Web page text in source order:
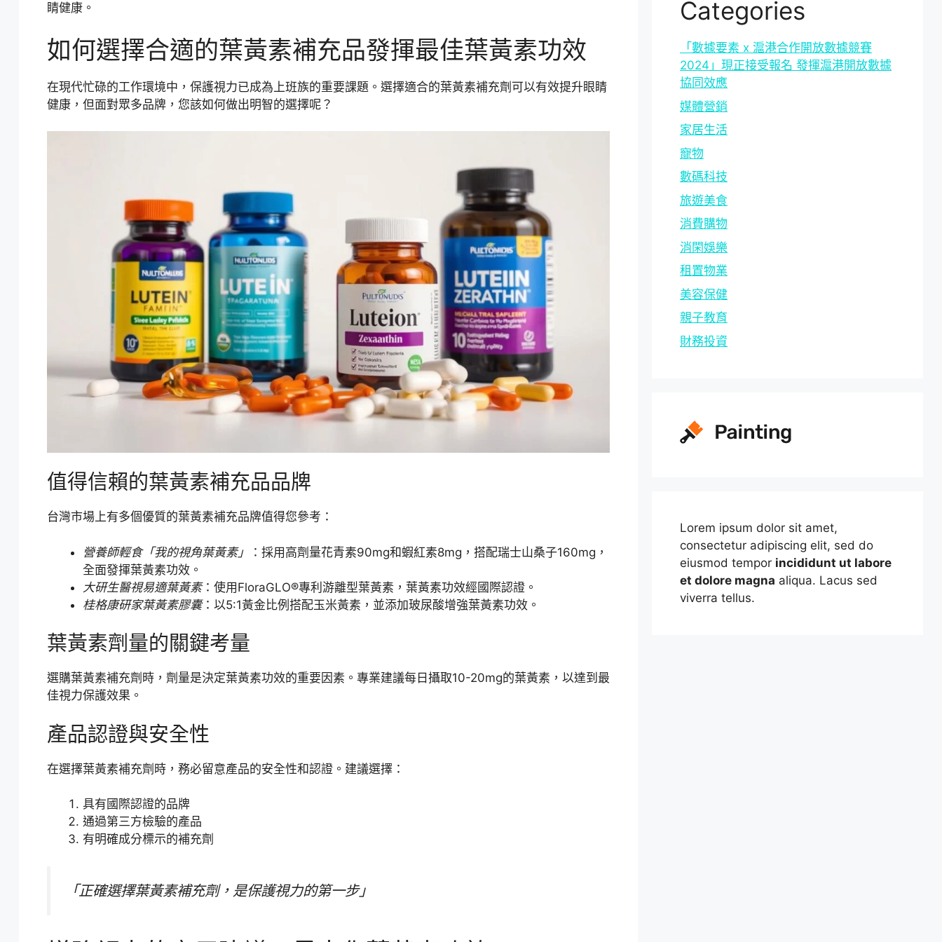
睛健康。
如何選擇合適的葉黃素補充品發揮最佳葉黃素功效
在現代忙碌的工作環境中，保護視力已成為上班族的重要課題。選擇適合的葉黃素補充劑可以有效提升眼睛
健康，但面對眾多品牌，您該如何做出明智的選擇呢？
值得信賴的葉黃素補充品品牌
台灣市場上有多個優質的葉黃素補充品牌值得您參考：
營養師輕食「我的視角葉黃素」
：採用高劑量花青素90mg和蝦紅素8mg，搭配瑞士山桑子160mg，
全面發揮葉黃素功效。
大研生醫視易適葉黃素：使用FloraGLO®專利游離型葉黃素，葉黃素功效經國際認證。
桂格康研家葉黃素膠囊：以5:1黃金比例搭配玉米黃素，並添加玻尿酸增強葉黃素功效。
葉黃素劑量的關鍵考量
選購葉黃素補充劑時，劑量是決定葉黃素功效的重要因素。專業建議每日攝取10-20mg的葉黃素，以達到最
佳視力保護效果。
產品認證與安全性
在選擇葉黃素補充劑時，務必留意產品的安全性和認證。建議選擇：
具有國際認證的品牌
通過第三方檢驗的產品
有明確成分標示的補充劑
「正確選擇葉黃素補充劑，是保護視力的第一步」
Categories
「數據要素 x 滬港合作開放數據競賽
2024」現正接受報名 發揮滬港開放數據
協同效應
媒體營銷
家居生活
寵物
數碼科技
旅遊美食
消費購物
消閑娛樂
租置物業
美容保健
親子教育
財務投資
Lorem ipsum dolor sit amet,
consectetur adipiscing elit, sed do
eiusmod tempor incididunt ut labore
et dolore magna aliqua. Lacus sed
viverra tellus.